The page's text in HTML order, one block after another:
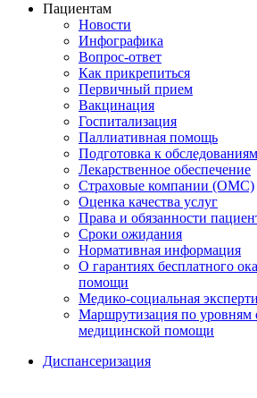
Пациентам
Новости
Инфографика
Вопрос-ответ
Как прикрепиться
Первичный прием
Вакцинация
Госпитализация
Паллиативная помощь
Подготовка к обследованиям
Лекарственное обеспечение
Страховые компании (ОМС)
Оценка качества услуг
Права и обязанности
Сроки ожидания
Нормативная информация
О гарантиях бесплатного
помощи
Медико-социальная
Маршрутизация по уровням
медицинской помощи
Диспансеризация